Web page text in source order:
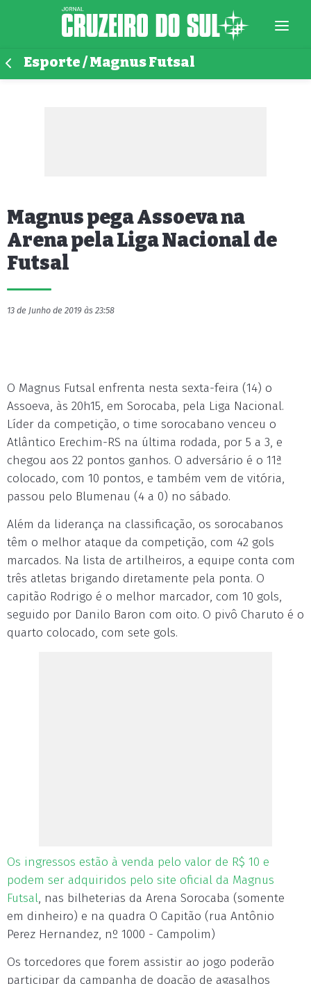
Esporte / Magnus Futsal
Magnus pega Assoeva na
Arena pela Liga Nacional de
Futsal
13 de Junho de 2019 às 23:58
O Magnus Futsal enfrenta nesta sexta-feira (14) o
Assoeva, às 20h15, em Sorocaba, pela Liga Nacional.
Líder da competição, o time sorocabano venceu o
Atlântico Erechim-RS na última rodada, por 5 a 3, e
chegou aos 22 pontos ganhos. O adversário é o 11ª
colocado, com 10 pontos, e também vem de vitória,
passou pelo Blumenau (4 a 0) no sábado.
Além da liderança na classificação, os sorocabanos
têm o melhor ataque da competição, com 42 gols
marcados. Na lista de artilheiros, a equipe conta com
três atletas brigando diretamente pela ponta. O
capitão Rodrigo é o melhor marcador, com 10 gols,
seguido por Danilo Baron com oito. O pivô Charuto é o
quarto colocado, com sete gols.
Os ingressos estão à venda pelo valor de R$ 10 e
podem ser adquiridos pelo site oficial da Magnus
Futsal, nas bilheterias da Arena Sorocaba (somente
em dinheiro) e na quadra O Capitão (rua Antônio
Perez Hernandez, nº 1000 - Campolim)
Os torcedores que forem assistir ao jogo poderão
participar da campanha de doação de agasalhos